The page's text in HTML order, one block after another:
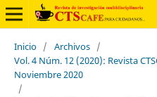
Inicio / Archivos /
Vol. 4 Núm. 12 (2020): Revista
Noviembre 2020
/